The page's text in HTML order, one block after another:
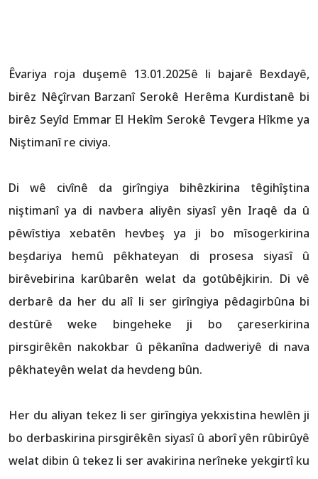
Êvariya roja duşemê 13.01.2025ê li bajarê Bexdayê,
birêz Nêçîrvan Barzanî Serokê Herêma Kurdistanê bi
birêz Seyîd Emmar El Hekîm Serokê Tevgera Hîkme ya
Niştimanî re civiya.
Di wê civînê da girîngiya bihêzkirina têgihîştina
niştimanî ya di navbera aliyên siyasî yên Iraqê da û
pêwîstiya xebatên hevbeş ya ji bo mîsogerkirina
beşdariya hemû pêkhateyan di prosesa siyasî û
birêvebirina karûbarên welat da gotûbêjkirin. Di vê
derbarê da her du alî li ser girîngiya pêdagirbûna bi
destûrê weke bingeheke ji bo çareserkirina
pirsgirêkên nakokbar û pêkanîna dadweriyê di nava
pêkhateyên welat da hevdeng bûn.
Her du aliyan tekez li ser girîngiya yekxistina hewlên ji
bo derbaskirina pirsgirêkên siyasî û aborî yên rûbirûyê
welat dibin û tekez li ser avakirina nerîneke yekgirtî ku